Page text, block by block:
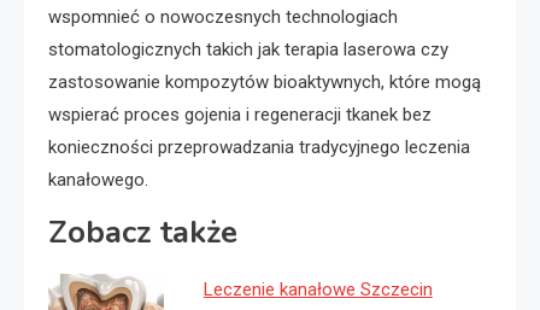
wspomnieć o nowoczesnych technologiach
stomatologicznych takich jak terapia laserowa czy
zastosowanie kompozytów bioaktywnych, które mogą
wspierać proces gojenia i regeneracji tkanek bez
konieczności przeprowadzania tradycyjnego leczenia
kanałowego.
Zobacz także
Leczenie kanałowe Szczecin